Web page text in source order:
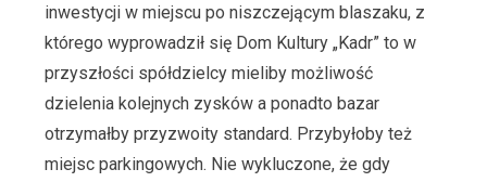
inwestycji w miejscu po niszczejącym blaszaku, z
którego wyprowadził się Dom Kultury „Kadr” to w
przyszłości spółdzielcy mieliby możliwość
dzielenia kolejnych zysków a ponadto bazar
otrzymałby przyzwoity standard. Przybyłoby też
miejsc parkingowych. Nie wykluczone, że gdy